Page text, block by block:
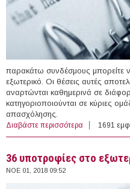
παρακάτω συνδέσμους μπορείτε
εξωτερικό. Οι θέσεις αυτές
αναρτώνται καθημερινά σε
κατηγοριοποιούνται σε κύριες
απασχόλησης.
Διαβάστε περισσότερα για 261691
36 υποτροφίες στο
ΝΟΕ 01, 2018 09:52